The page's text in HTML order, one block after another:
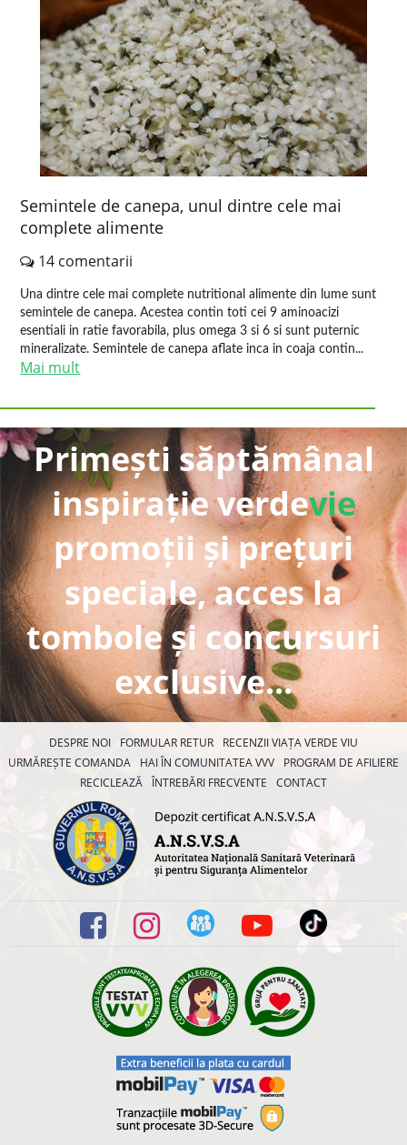
Semintele de canepa, unul dintre cele mai
complete alimente
14 comentarii
Una dintre cele mai complete nutritional alimente din lume sunt
semintele de canepa. Acestea contin toti cei 9 aminoacizi
esentiali in ratie favorabila, plus omega 3 si 6 si sunt puternic
mineralizate. Semintele de canepa aflate inca in coaja contin...
Mai mult
Primești săptămânal
inspirație verdevie
promoții și prețuri
speciale, acces la
tombole și concursuri
exclusive...
DESPRE NOI FORMULAR RETUR
RECENZII VIAȚA VERDE VIU
URMĂREȘTE COMANDA
HAI ÎN COMUNITATEA VVV
PROGRAM DE AFILIERE
RECICLEAZĂ ÎNTREBĂRI FRECVENTE CONTACT